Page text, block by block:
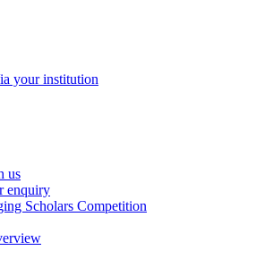
your institution
us
enquiry
Scholars Competition